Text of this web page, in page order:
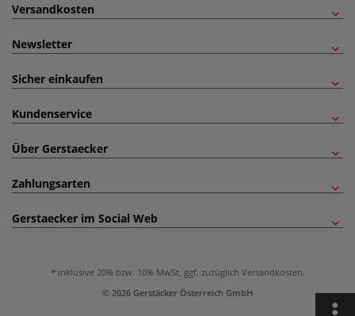
Versandkosten
Newsletter
Sicher einkaufen
Kundenservice
Über Gerstaecker
Zahlungsarten
Gerstaecker im Social Web
inklusive 20% bzw. 10% MwSt, ggf. zuzüglich Versandkosten.
© 2026 Gerstäcker Österreich GmbH